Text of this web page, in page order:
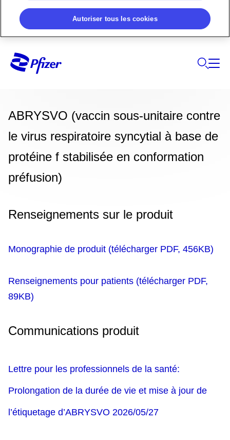
ABRYSVO (vaccin sous-unitaire contre
le virus respiratoire syncytial à base de
protéine f stabilisée en conformation
préfusion)
Renseignements sur le produit
Monographie de produit (télécharger PDF, 456KB)
Renseignements pour patients (télécharger PDF,
89KB)
Communications produit
Lettre pour les professionnels de la santé:
Prolongation de la durée de vie et mise à jour de
l’étiquetage d’ABRYSVO 2026/05/27
Autoriser tous les cookies